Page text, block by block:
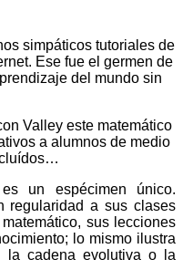
simpáticos tutoriales de
Ese fue el germen de
del mundo sin
Valley este matemático
a alumnos de medio
un espécimen único.
regularidad a sus clases
sus lecciones
lo mismo ilustra
la cadena evolutiva o la